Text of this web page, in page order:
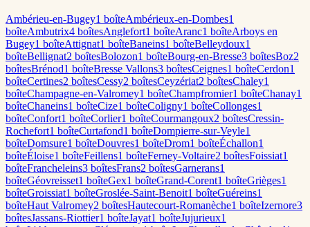
Ambérieu-en-Bugey1 boîteAmbérieux-en-Dombes1
boîteAmbutrix4 boîtesAnglefort1 boîteAranc1 boîteArboys en
Bugey1 boîteAttignat1 boîteBaneins1 boîteBelleydoux1
boîteBellignat2 boîtesBolozon1 boîteBourg-en-Bresse3 boîtesBoz2
boîtesBrénod1 boîteBresse Vallons3 boîtesCeignes1 boîteCerdon1
boîteCertines2 boîtesCessy2 boîtesCeyzériat2 boîtesChaley1
boîteChampagne-en-Valromey1 boîteChampfromier1 boîteChanay1
boîteChaneins1 boîteCize1 boîteColigny1 boîteCollonges1
boîteConfort1 boîteCorlier1 boîteCourmangoux2 boîtesCressin-
Rochefort1 boîteCurtafond1 boîteDompierre-sur-Veyle1
boîteDomsure1 boîteDouvres1 boîteDrom1 boîteÉchallon1
boîteÉloise1 boîteFeillens1 boîteFerney-Voltaire2 boîtesFoissiat1
boîteFrancheleins3 boîtesFrans2 boîtesGarnerans1
boîteGéovreisset1 boîteGex1 boîteGrand-Corent1 boîteGrièges1
boîteGroissiat1 boîteGroslée-Saint-Benoit1 boîteGuéreins1
boîteHaut Valromey2 boîtesHautecourt-Romanèche1 boîteIzernore3
boîtesJassans-Riottier1 boîteJayat1 boîteJujurieux1